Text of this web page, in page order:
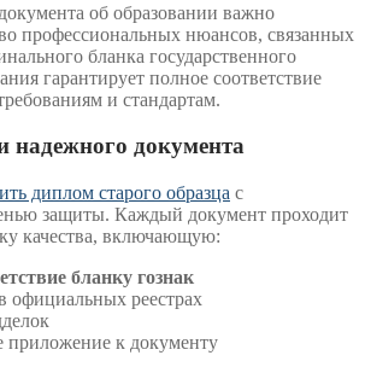
об образовании важно
профессиональных нюансов, связанных
бланка государственного
гарантирует полное соответствие
и стандартам.
надежного документа
диплом старого образца с
защиты. Каждый документ проходит
качества, включающую:
бланку гознак
официальных реестрах
приложение к документу